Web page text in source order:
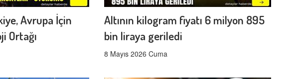
Avrupa İçin
Ortağı
Altının kilogram fiyatı 6 milyon 895
bin liraya geriledi
8 Mayıs 2026 Cuma